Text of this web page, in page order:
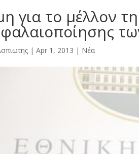
για το μέλλον
|Apr 1, 2013 | Νέα